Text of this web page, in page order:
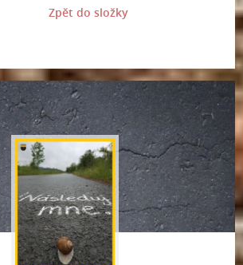
Zpět do složky